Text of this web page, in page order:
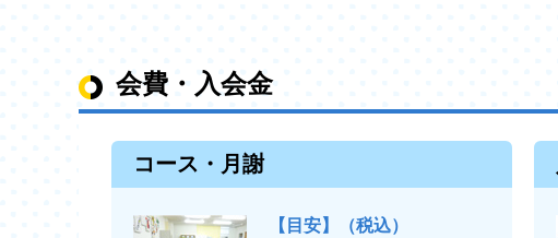
会費・入会金
コース・月謝
【目安】（税込）